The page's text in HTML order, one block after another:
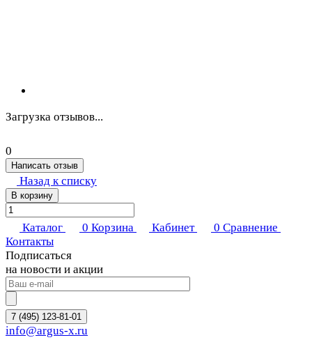
Загрузка отзывов...
0
Написать отзыв
Назад к списку
В корзину
Каталог 0 Корзина Кабинет 0 Сравнение
Контакты
Подписаться
на новости и акции
7 (495) 123-81-01
info@argus-x.ru